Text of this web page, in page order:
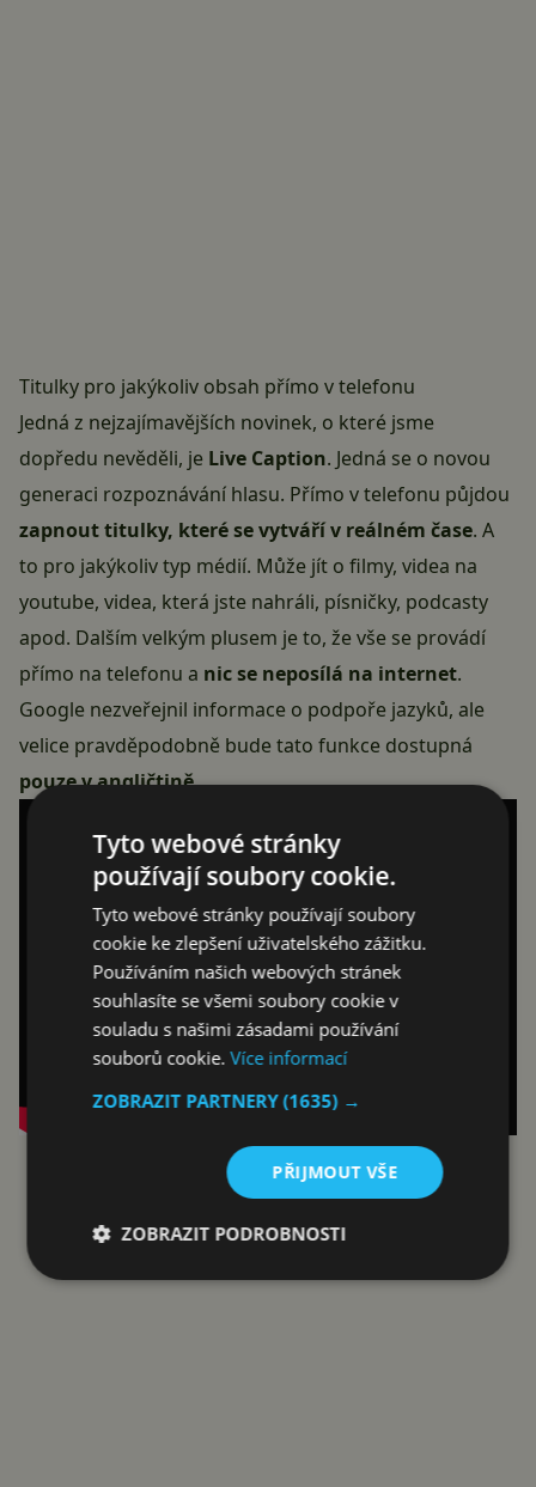
Titulky pro jakýkoliv obsah přímo v telefonu
Jedná z nejzajímavějších novinek, o které jsme
dopředu nevěděli, je Live Caption. Jedná se o novou
generaci rozpoznávání hlasu. Přímo v telefonu půjdou
zapnout titulky, které se vytváří v reálném čase. A
to pro jakýkoliv typ médií. Může jít o filmy, videa na
youtube, videa, která jste nahráli, písničky, podcasty
apod. Dalším velkým plusem je to, že vše se provádí
přímo na telefonu a nic se neposílá na internet.
Google nezveřejnil informace o podpoře jazyků, ale
velice pravděpodobně bude tato funkce dostupná
pouze v angličtině.
Reklama
Tyto webové stránky
používají soubory cookie.
Tyto webové stránky používají soubory
cookie ke zlepšení uživatelského zážitku.
Používáním našich webových stránek
souhlasíte se všemi soubory cookie v
souladu s našimi zásadami používání
souborů cookie.Více informací
ZOBRAZIT PARTNERY(1635) →
PŘIJMOUT VŠE
ZOBRAZIT PODROBNOSTI